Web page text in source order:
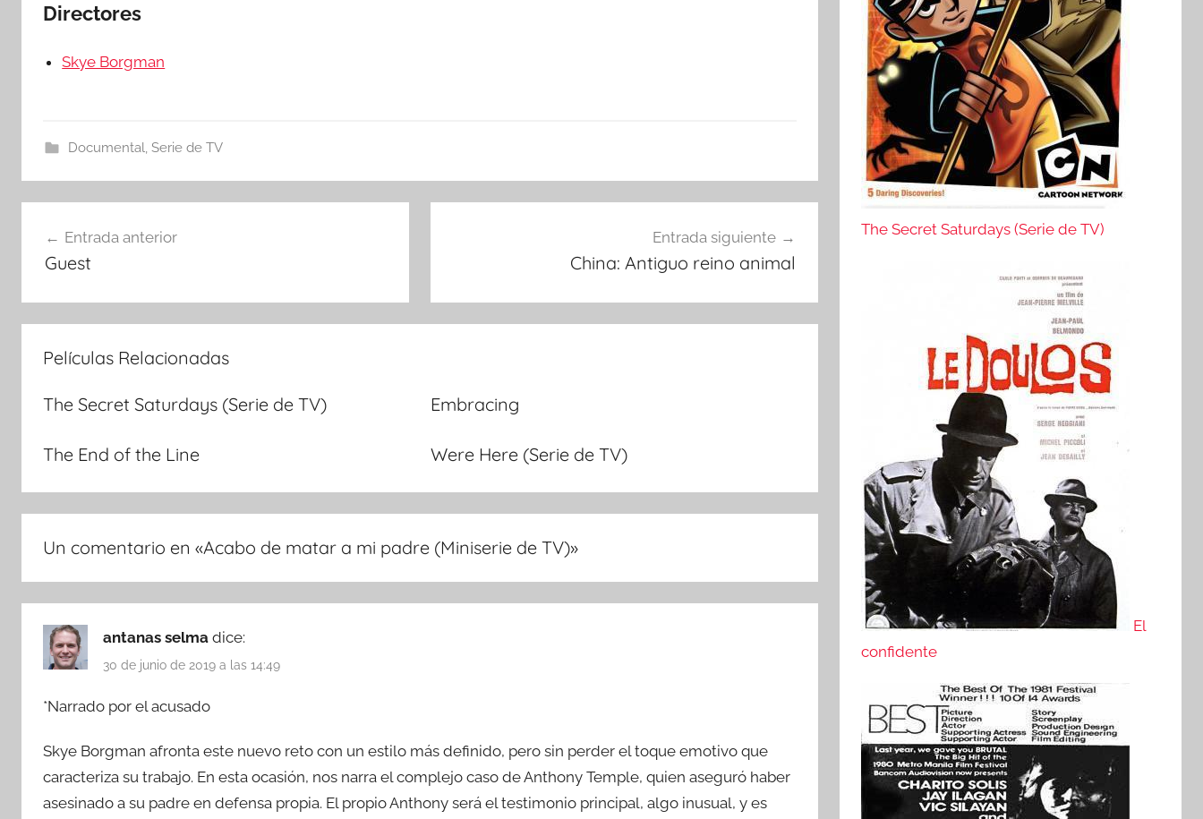
Directores
Skye Borgman
Documental, Serie de TV
Navegación
de
entradas
Entrada anterior
Guest
Entrada siguiente
China: Antiguo reino animal
Películas Relacionadas
The Secret Saturdays (Serie de TV) Embracing
The End of the Line Were Here (Serie de TV)
Un comentario en «Acabo de matar a mi padre (Miniserie de TV)»
antanas selma dice:
30 de junio de 2019 a las 14:49
*Narrado por el acusado
Skye Borgman afronta este nuevo reto con un estilo más definido, pero sin perder el toque emotivo que
caracteriza su trabajo. En esta ocasión, nos narra el complejo caso de Anthony Temple, quien aseguró haber
asesinado a su padre en defensa propia. El propio Anthony será el testimonio principal, algo inusual, y es
The Secret Saturdays (Serie de TV)
El
confidente